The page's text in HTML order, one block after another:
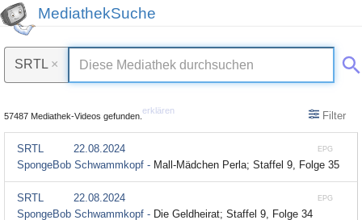
MediathekSuche
SRTL ×
57487 Mediathek-Videos gefunden.
erklären Filter
EPG
SRTL
22.08.2024
SpongeBob Schwammkopf - Mall-Mädchen Perla; Staffel 9, Folge 35
EPG
SRTL
22.08.2024
SpongeBob Schwammkopf - Die Geldheirat; Staffel 9, Folge 34